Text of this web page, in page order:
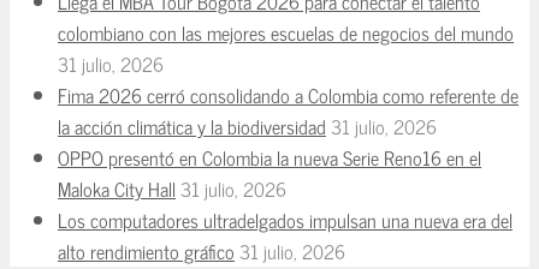
colombiano con las mejores escuelas de negocios del mundo
31 julio, 2026
Fima 2026 cerró consolidando a Colombia como referente de
la acción climática y la biodiversidad 31 julio, 2026
OPPO presentó en Colombia la nueva Serie Reno16 en el
Maloka City Hall 31 julio, 2026
Los computadores ultradelgados impulsan una nueva era del
alto rendimiento gráfico 31 julio, 2026